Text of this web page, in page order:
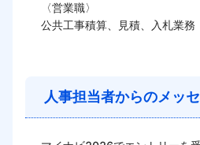
〈営業職〉
公共工事積算、見積、入札業務
人事担当者からのメッ